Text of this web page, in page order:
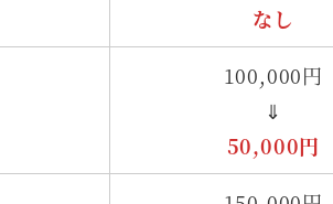
なし
100,000円
⇓
50,000円